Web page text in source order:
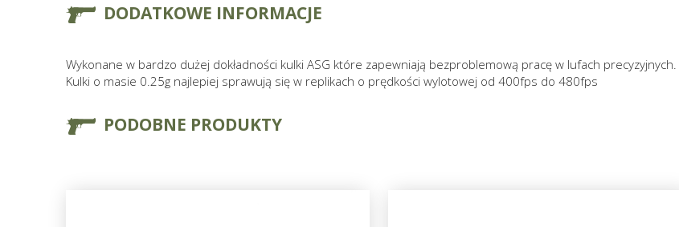
DODATKOWE INFORMACJE
Wykonane w bardzo dużej dokładności kulki ASG które zapewniają bezproblemową pracę w lufach precyzyjnych.
Kulki o masie 0.25g najlepiej sprawują się w replikach o prędkości wylotowej od 400fps do 480fps
PODOBNE PRODUKTY